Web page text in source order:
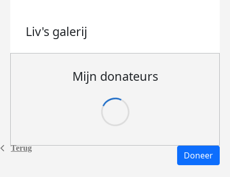
Terug
Liv's galerij
Mijn donateurs
Doneer